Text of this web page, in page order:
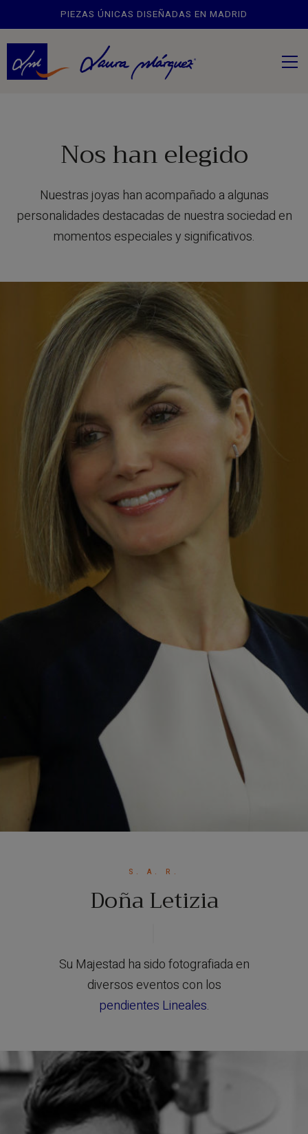
PIEZAS ÚNICAS DISEÑADAS EN MADRID
Nos han elegido
Nuestras joyas han acompañado a algunas
personalidades destacadas de nuestra sociedad en
momentos especiales y significativos.
S. A. R.
Doña Letizia
Su Majestad ha sido fotografiada en
diversos eventos con los
pendientes Lineales.